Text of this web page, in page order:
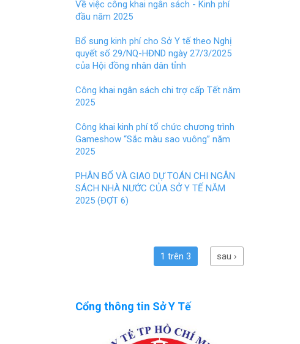
o
o
k
t
Về việc công khai ngân sách - Kinh phí
đầu năm 2025
Bổ sung kinh phí cho Sở Y tế theo Nghị
quyết số 29/NQ-HĐND ngày 27/3/2025
của Hội đồng nhân dân tỉnh
Công khai ngân sách chi trợ cấp Tết năm
2025
Công khai kinh phí tổ chức chương trình
Gameshow “Sắc màu sao vuông” năm
2025
PHÂN BỔ VÀ GIAO DỰ TOÁN CHI NGÂN
SÁCH NHÀ NƯỚC CỦA SỞ Y TẾ NĂM
2025 (ĐỢT 6)
1 trên 3 sau ›
Cổng thông tin Sở Y Tế